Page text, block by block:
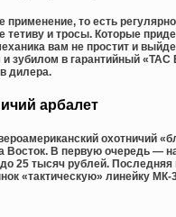
применение, то есть
тетиву и тросы. Которые
вам не простит и
зубилом в гарантийный «TAC
дилера.
арбалет
охотничий
Восток. В первую очередь —
25 тысяч рублей.
«тактическую» линейку